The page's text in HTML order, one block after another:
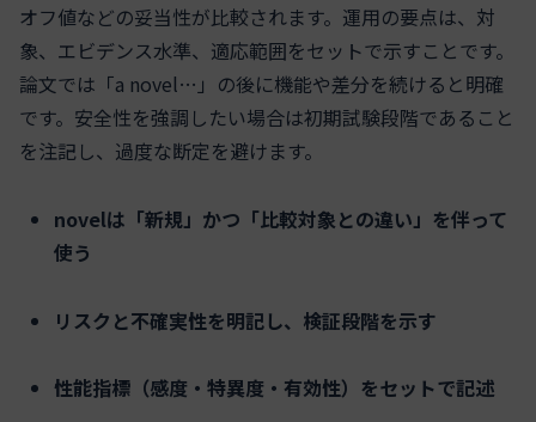
オフ値などの妥当性が比較されます。運用の要点は、対
象、エビデンス水準、適応範囲をセットで示すことです。
論文では「a novel…」の後に機能や差分を続けると明確
です。安全性を強調したい場合は初期試験段階であること
を注記し、過度な断定を避けます。
novelは「新規」かつ「比較対象との違い」を伴って
使う
リスクと不確実性を明記し、検証段階を示す
性能指標（感度・特異度・有効性）をセットで記述